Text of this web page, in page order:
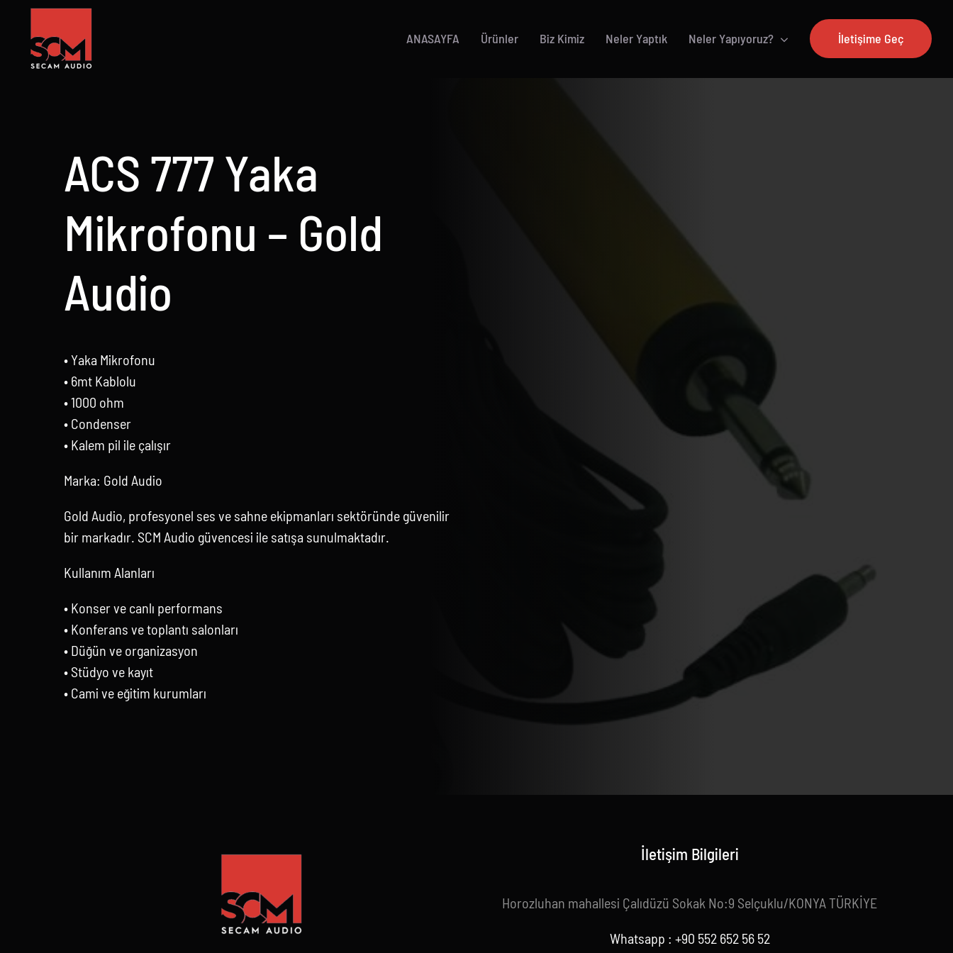
content
ANASAYFA Ürünler Biz Kimiz Neler Yaptık Neler Yapıyoruz? İletişime Geç
ACS 777 Yaka
Mikrofonu – Gold
Audio
• Yaka Mikrofonu
• 6mt Kablolu
• 1000 ohm
• Condenser
• Kalem pil ile çalışır
Marka: Gold Audio
Gold Audio, profesyonel ses ve sahne ekipmanları sektöründe güvenilir
bir markadır. SCM Audio güvencesi ile satışa sunulmaktadır.
Kullanım Alanları
• Konser ve canlı performans
• Konferans ve toplantı salonları
• Düğün ve organizasyon
• Stüdyo ve kayıt
• Cami ve eğitim kurumları
İletişim Bilgileri
Horozluhan mahallesi Çalıdüzü Sokak No:9 Selçuklu/KONYA TÜRKİYE
Whatsapp : +90 552 652 56 52